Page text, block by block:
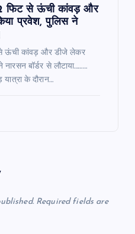
फिट से ऊंची कांवड़ और
प्रवेश, पुलिस ने
से ऊंची कांवड़ और डीजे लेकर
बॉर्डर से लौटाया………
यात्रा के दौरान…
Required fields are